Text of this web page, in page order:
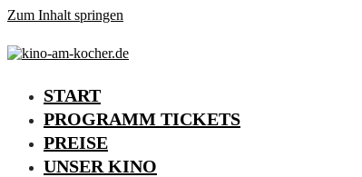
Zum Inhalt springen
START
PROGRAMM TICKETS
PREISE
UNSER KINO